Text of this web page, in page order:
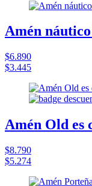
Amén
$6.890
$3.445
Amén Old es
$8.790
$5.274